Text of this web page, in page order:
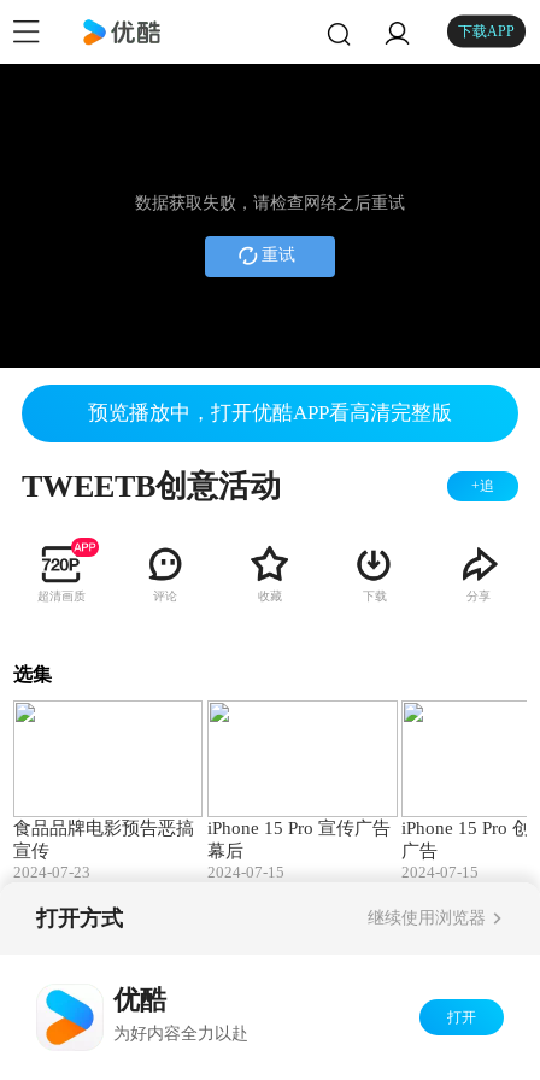
下载APP
数据获取失败，请检查网络之后重试
重试
预览播放中，打开优酷APP看高清完整版
TWEETB创意活动 +追
超清画质 评论 收藏 下载 分享
选集
食品品牌电影预告恶搞
宣传
2024-07-23
iPhone 15 Pro 宣传广告
幕后
2024-07-15
iPhone 15 Pro 创意宣传
广告
2024-07-15
打开方式 继续使用浏览器
优酷
为好内容全力以赴
打开